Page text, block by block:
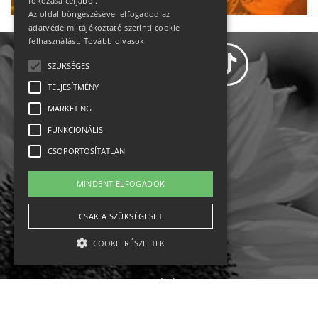
Állásajánlatok
Impresszum-kapcsolat
Jogi nyilatkozat
English
Az oldal böngészésével elfogadod az
adatvédelmi tájékoztató szerinti cookie
felhasználást. Tovább olvasok
SZÜKSÉGES
TELJESÍTMÉNY
MARKETING
FUNKCIONÁLIS
CSOPORTOSÍTATLAN
MINDENT ELFOGADOK
CSAK A SZÜKSÉGESET
COOKIE RÉSZLETEK